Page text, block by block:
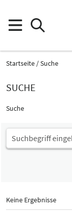
Startseite
Suche
SUCHE
Suche
Keine Ergebnisse